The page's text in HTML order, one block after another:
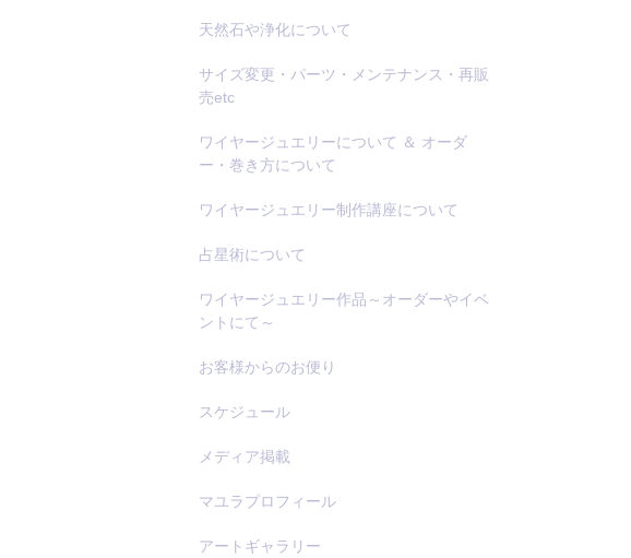
天然石や浄化について
サイズ変更・パーツ・メンテナンス・再販
売etc
ワイヤージュエリーについて ＆ オーダ
ー・巻き方について
ワイヤージュエリー制作講座について
占星術について
ワイヤージュエリー作品～オーダーやイベ
ントにて～
お客様からのお便り
スケジュール
メディア掲載
マユラプロフィール
アートギャラリー